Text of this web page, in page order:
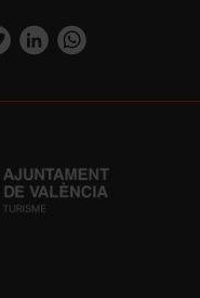
visit_valencia/
user/
vimeo.com/
https://www.linkedin.com/company/turismo-valencia/https://api.whatsapp.com/send/